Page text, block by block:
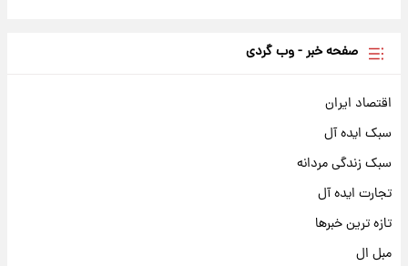
صفحه خبر - وب گردی
اقتصاد ایران
سبک ایده آل
سبک زندگی مردانه
تجارت ایده آل
تازه ترین خبرها
مبل ال